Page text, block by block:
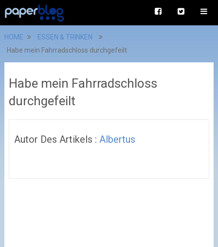
HOME
ESSEN & TRINKEN
Habe mein Fahrradschloss durchgefeilt
Habe mein Fahrradschloss
durchgefeilt
Autor Des Artikels : Albertus